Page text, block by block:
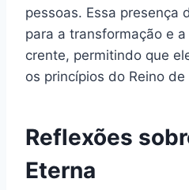
pessoas. Essa presença
para a transformação e
crente, permitindo que
os princípios do Reino de
Reflexões
Eterna